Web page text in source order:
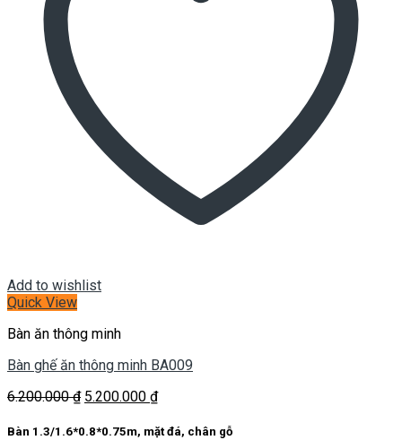
Add to wishlist
Quick View
Bàn ăn thông minh
Bàn ghế ăn thông minh BA009
6.200.000₫ Giá
là:
5.200.000 ₫Giá
tại
Bàn 1.3/1.6*0.8*0.75m, mặt đá, chân gỗ